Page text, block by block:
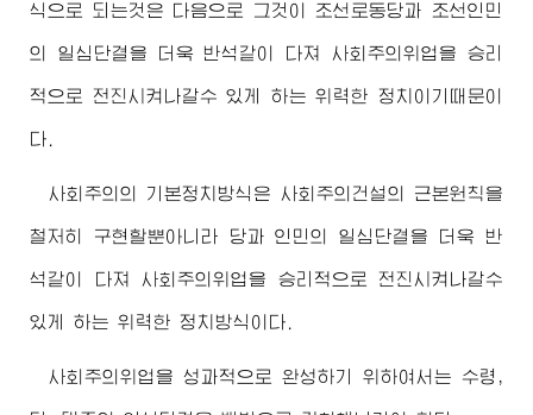
식으로 되는것은 다음으로 그것이 조선로동당과 조선인민
의 일심단결을 더욱 반석같이 다져 사회주의위업을 승리
적으로 전진시켜나갈수 있게 하는 위력한 정치이기때문이
다.
사회주의의 기본정치방식은 사회주의건설의 근본원칙을
철저히 구현할뿐아니라 당과 인민의 일심단결을 더욱 반
석같이 다져 사회주의위업을 승리적으로 전진시켜나갈수
있게 하는 위력한 정치방식이다.
사회주의위업을 성과적으로 완성하기 위하여서는 수령 ,